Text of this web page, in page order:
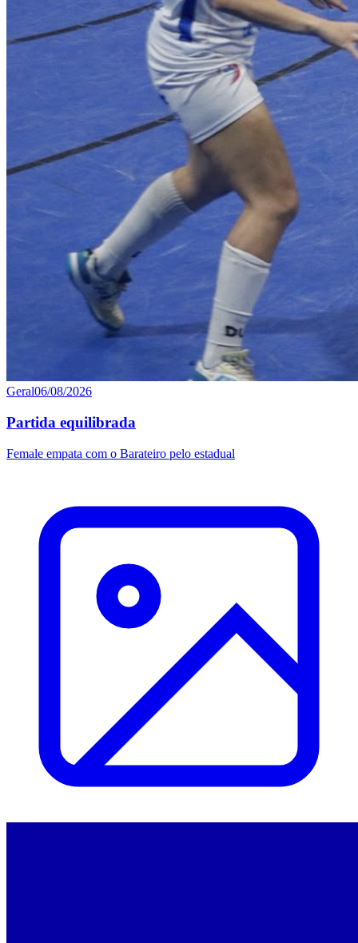
Geral06/08/2026
Partida equilibrada
Female empata com o Barateiro pelo estadual